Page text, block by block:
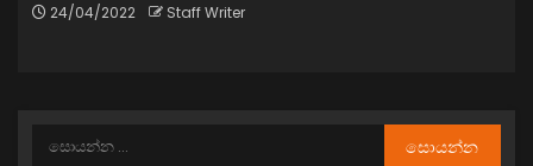
24/04/2022 Staff Writer